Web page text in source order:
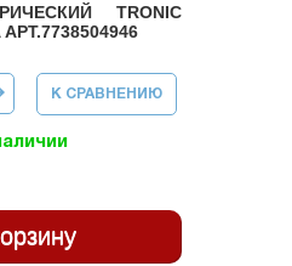
TRONIC
АРТ.7738504946
К СРАВНЕНИЮ
КОТЕЛ
12 UA